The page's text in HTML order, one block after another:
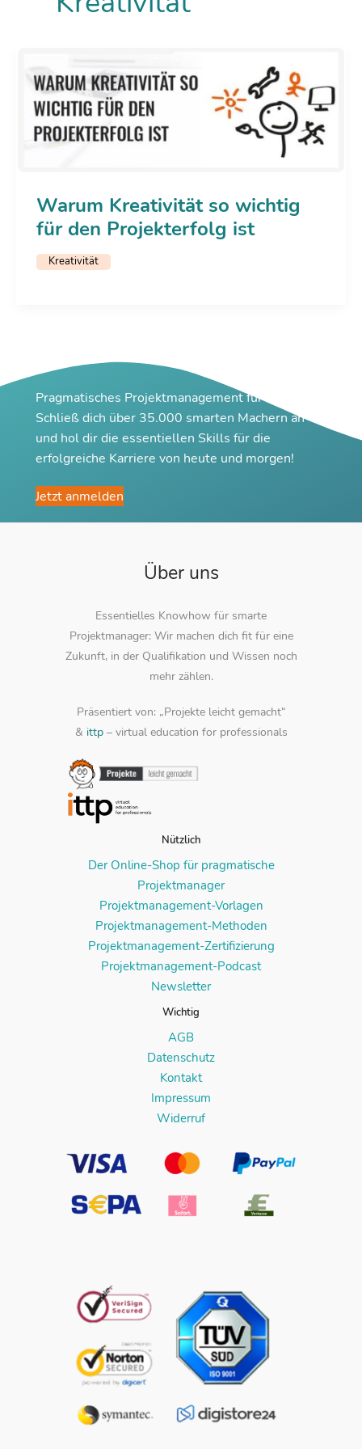
Warum Kreativität so wichtig
für den Projekterfolg ist
Kreativität
Pragmatisches Projektmanagement für Macher
Schließ dich über 35.000 smarten Machern an
und hol dir die essentiellen Skills für die
erfolgreiche Karriere von heute und morgen!
Jetzt anmelden
Über uns
Essentielles Knowhow für smarte
Projektmanager: Wir machen dich fit für eine
Zukunft, in der Qualifikation und Wissen noch
mehr zählen.
Präsentiert von: „Projekte leicht gemacht“
& ittp– virtual education for professionals
Nützlich
Der Online-Shop für pragmatische
Projektmanager
Projektmanagement-Vorlagen
Projektmanagement-Methoden
Projektmanagement-Zertifizierung
Projektmanagement-Podcast
Newsletter
Wichtig
AGB
Datenschutz
Kontakt
Impressum
Widerruf